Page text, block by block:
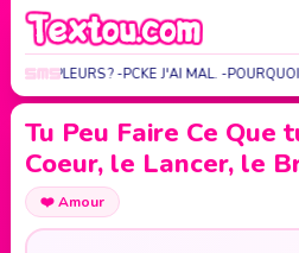
TU PLEURS ? -PCKE J'AI MAL. -
Tu Peu Faire Ce Que
Coeur, le Lancer, le
❤️Amour